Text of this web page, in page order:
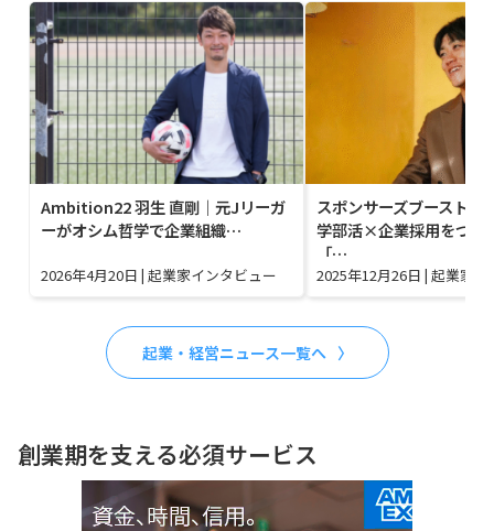
Ambition22 羽生 直剛｜元Jリーガ
ーがオシム哲学で企業組織…
2026年4月20日 | 起業家インタビュー
スポンサーズブースト
学部活×企業採用をつな
「…
2025年12月26日 | 起業家イ
起業・経営ニュース一覧へ
創業期を支える必須サービス